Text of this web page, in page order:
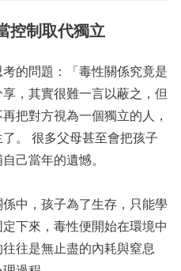
控制取代獨立
的問題：「毒性關係究竟是
，其實很難一言以蔽之，但
把對方視為一個獨立的人，
。 很多父母甚至會把孩子
己當年的遺憾。
中，孩子為了生存，只能學
下來，毒性便開始在環境中
往是無止盡的內耗與窒息